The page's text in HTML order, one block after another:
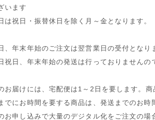
います
は祝日・振替休日を除く月～金となります。
、年末年始のご注文は翌営業日の受付となり
祝日、年末年始の発送は行っておりませんの
お届けには、宅配便は1～2日を要します。商
でにお時間を要する商品は、発送までのお時
お申し込みで大量のデジタル化をご注文の場